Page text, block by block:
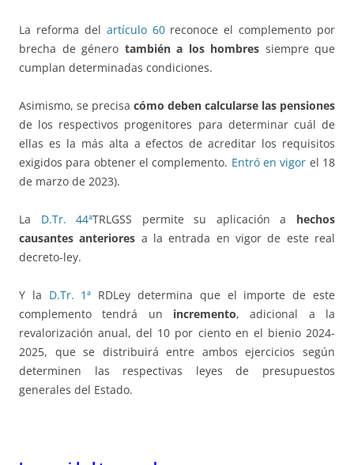
La reforma del artículo 60reconoce el complemento por
brecha de género también a los hombres siempre que
cumplan determinadas condiciones.
Asimismo, se precisa cómo deben calcularse las pensiones
de los respectivos progenitores para determinar cuál de
ellas es la más alta a efectos de acreditar los requisitos
exigidos para obtener el complemento. Entró en vigor el 18
de marzo de 2023).
La D.Tr. 44ªTRLGSS permite su aplicación a hechos
causantes anteriores a la entrada en vigor de este real
decreto-ley.
Y la D.Tr. 1ª RDLey determina que el importe de este
complemento tendrá un incremento, adicional a la
revalorización anual, del 10 por ciento en el bienio 2024-
2025, que se distribuirá entre ambos ejercicios según
determinen las respectivas leyes de presupuestos
generales del Estado.